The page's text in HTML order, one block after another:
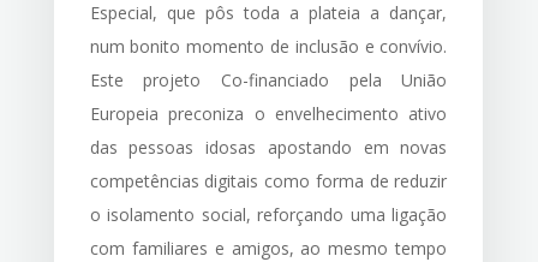
Especial, que pôs toda a plateia a dançar,
num bonito momento de inclusão e convívio.
Este projeto Co-financiado pela União
Europeia preconiza o envelhecimento ativo
das pessoas idosas apostando em novas
competências digitais como forma de reduzir
o isolamento social, reforçando uma ligação
com familiares e amigos, ao mesmo tempo